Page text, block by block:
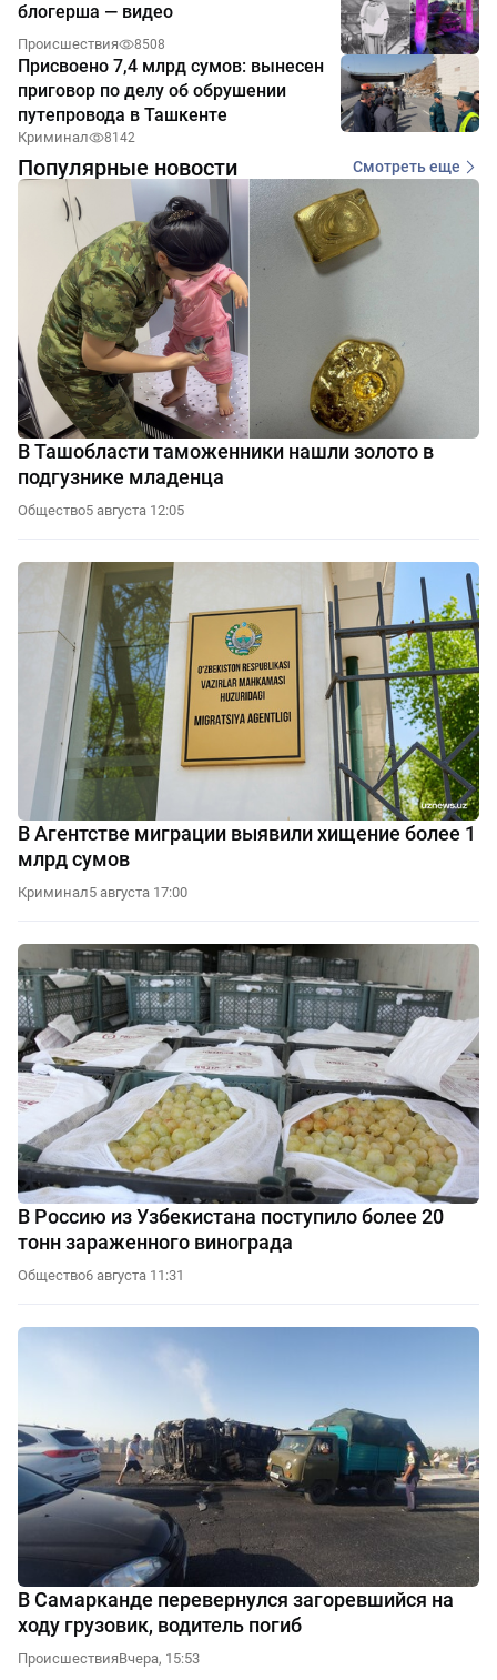
блогерша — видео
Происшествия 8508
Присвоено 7,4 млрд сумов: вынесен
приговор по делу об обрушении
путепровода в Ташкенте
Криминал 8142
Популярные новости Смотреть еще
В Ташобласти таможенники нашли золото в
подгузнике младенца
Общество5 августа 12:05
В Агентстве миграции выявили хищение более 1
млрд сумов
Криминал5 августа 17:00
В Россию из Узбекистана поступило более 20
тонн зараженного винограда
Общество6 августа 11:31
В Самарканде перевернулся загоревшийся на
ходу грузовик, водитель погиб
ПроисшествияВчера, 15:53